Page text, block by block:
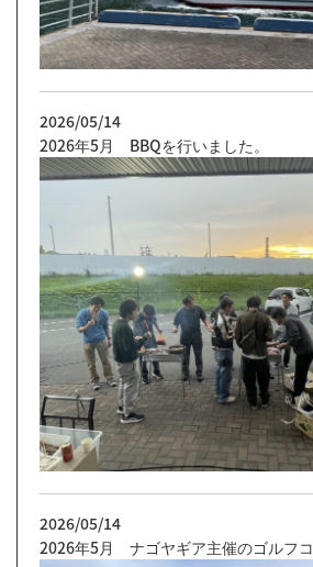
2026/05/14
2026年5月 BBQを行いました。
2026/05/14
2026年5月 ナゴヤギア主催のゴルフコ